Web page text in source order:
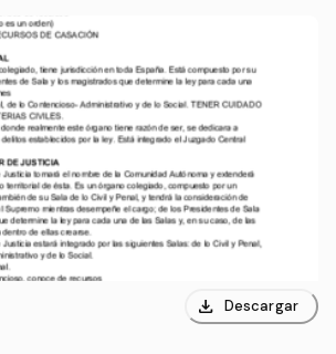
download Descargar